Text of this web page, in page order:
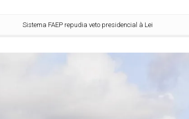
Sistema FAEP repudia veto presidencial à Lei dos Safristas